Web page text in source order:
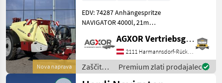
Nova naprava
EDV: 74287 Anhängespritze
NAVIGATOR 4000l, 21m
Standardausstattung:
Behälter: - 4.000 Liter PE-
Behälter mit niedrigem
Schwerpunkt
AGXOR Vertriebsgesellschaft Ost GmbH
2111 Harmannsdorf-Rückersdorf
Zaščita
rastlin /
Premium zlati prodajalec